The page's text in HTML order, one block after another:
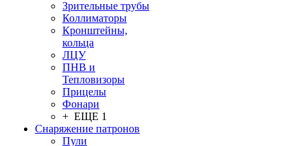
Зрительные трубы
Коллиматоры
Кронштейны,
кольца
ЛЦУ
ПНВ и
Тепловизоры
Прицелы
Фонари
+ ЕЩЕ 1
Снаряжение патронов
Пули